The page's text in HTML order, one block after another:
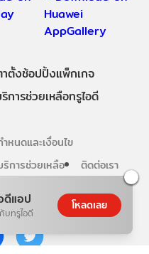
ดีแอป
บทรูไอดี
โหลดเลย
ตั้งช้อปปิ้งแพ็กเกจ
การช่วยเหลือทรูไอดี
หนดและเงื่อนไข
ริการช่วยเหลือ ติดต่อเรา